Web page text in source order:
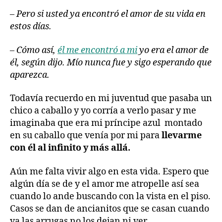
– Pero si usted ya encontró el amor de su vida en
estos días.
– Cómo así, él me encontró a miyo era el amor de
él, según dijo. Mío nunca fue y sigo esperando que
aparezca.
Todavía recuerdo en mi juventud que pasaba un
chico a caballo y yo corría a verlo pasar y me
imaginaba que era mi príncipe azul montado
en su caballo que venía por mi parallevarme
con él al infinito y más allá.
Aún me falta vivir algo en esta vida. Espero que
algún día se de y el amor me atropelle así sea
cuando lo ande buscando con la vista en el piso.
Casos se dan de ancianitos que se casan cuando